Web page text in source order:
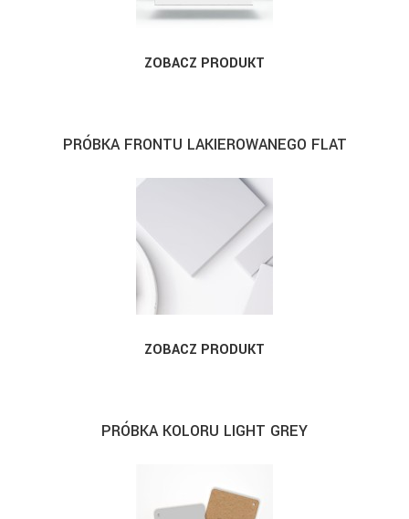
ZOBACZ PRODUKT
PRÓBKA FRONTU LAKIEROWANEGO FLAT
ZOBACZ PRODUKT
PRÓBKA KOLORU LIGHT GREY